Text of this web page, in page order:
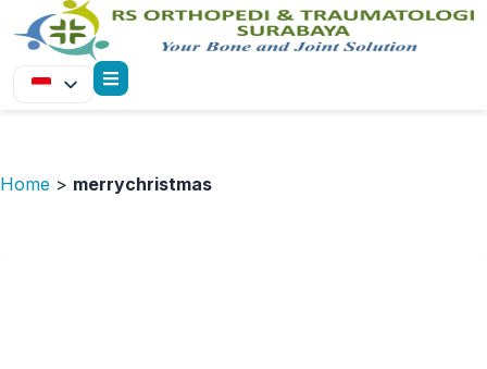
Home > merrychristmas